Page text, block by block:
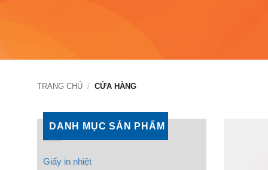
TRANG CHỦ / CỬA HÀNG
DANH MỤC SẢN PHẨM
Giấy in nhiệt